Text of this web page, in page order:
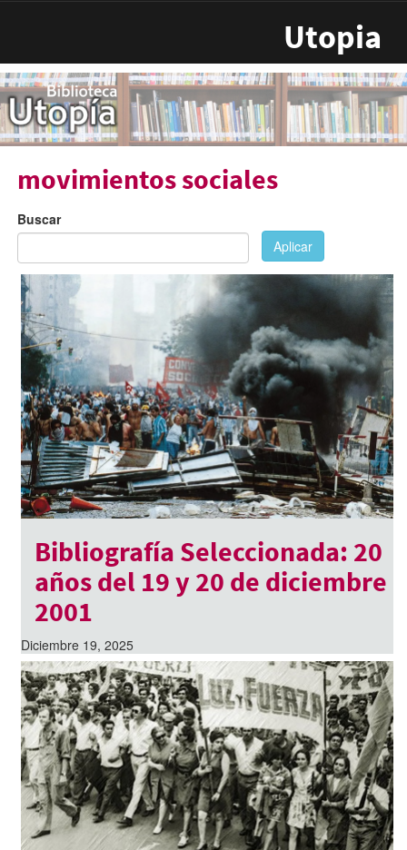
Utopia
movimientos sociales
Buscar
Aplicar
Bibliografía Seleccionada: 20
años del 19 y 20 de diciembre
2001
Diciembre 19, 2025